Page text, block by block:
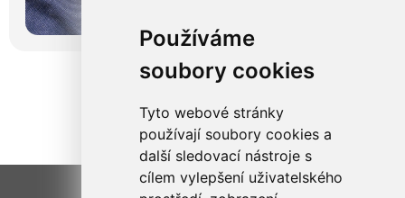
Používáme
soubory cookies
Tyto webové stránky
používají soubory cookies a
další sledovací nástroje s
cílem vylepšení uživatelského